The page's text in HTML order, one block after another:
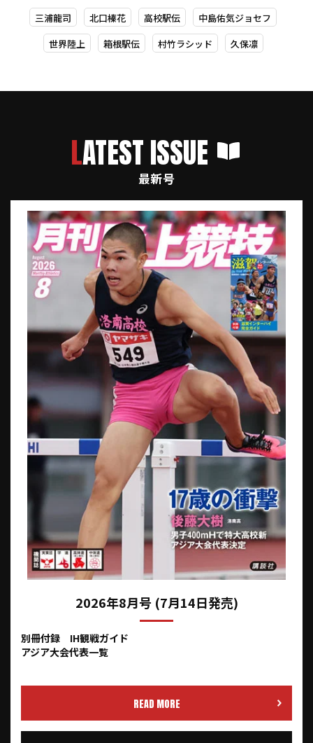
三浦龍司 北口榛花 高校駅伝 中島佑気ジョセフ
世界陸上 箱根駅伝 村竹ラシッド 久保凛
LATEST ISSUE
最新号
2026年8月号 (7月14日発売)
別冊付録 IH観戦ガイド
アジア大会代表一覧
READ MORE